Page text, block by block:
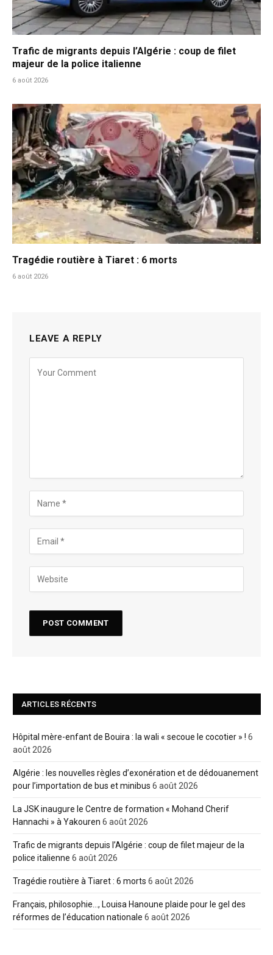
Trafic de migrants depuis l’Algérie : coup de filet
majeur de la police italienne
6 août 2026
Tragédie routière à Tiaret : 6 morts
6 août 2026
LEAVE A REPLY
ARTICLES RÉCENTS
Hôpital mère-enfant de Bouira : la wali « secoue le cocotier » ! 6
août 2026
Algérie : les nouvelles règles d’exonération et de dédouanement
pour l’importation de bus et minibus 6 août 2026
La JSK inaugure le Centre de formation « Mohand Cherif
Hannachi » à Yakouren 6 août 2026
Trafic de migrants depuis l’Algérie : coup de filet majeur de la
police italienne 6 août 2026
Tragédie routière à Tiaret : 6 morts 6 août 2026
Français, philosophie…, Louisa Hanoune plaide pour le gel des
réformes de l’éducation nationale 6 août 2026